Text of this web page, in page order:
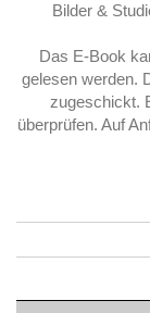
Bilder &
Das E-Book
gelesen werden.
zugeschickt.
überprüfen. Auf